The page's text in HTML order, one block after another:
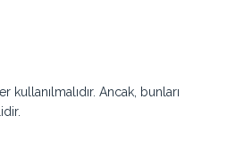
Ancak, bunları